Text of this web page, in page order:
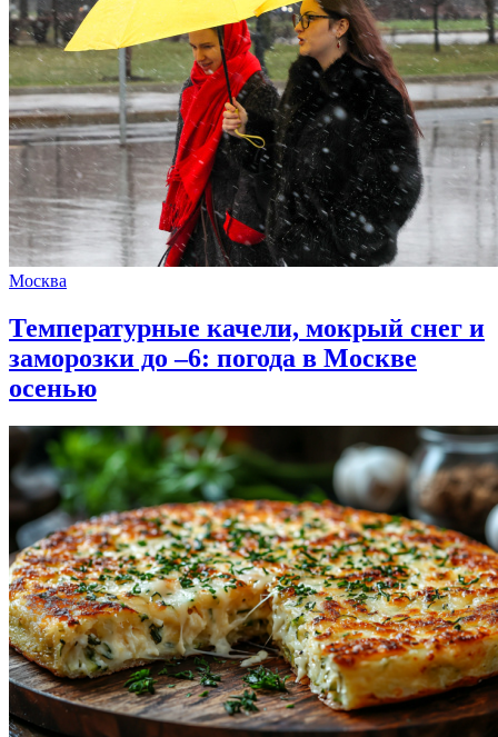
Москва
Температурные качели, мокрый снег и
заморозки до –6: погода в Москве
осенью